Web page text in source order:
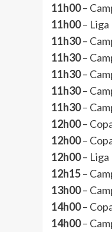
11h00–
11h00–
11h30–
11h30–
11h30–
11h30–
11h30–
12h00–
12h00–
12h00–
12h15–
13h00–
14h00–
14h00–